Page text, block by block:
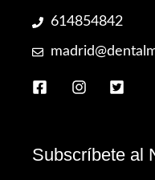
614854842
Subscríbete al